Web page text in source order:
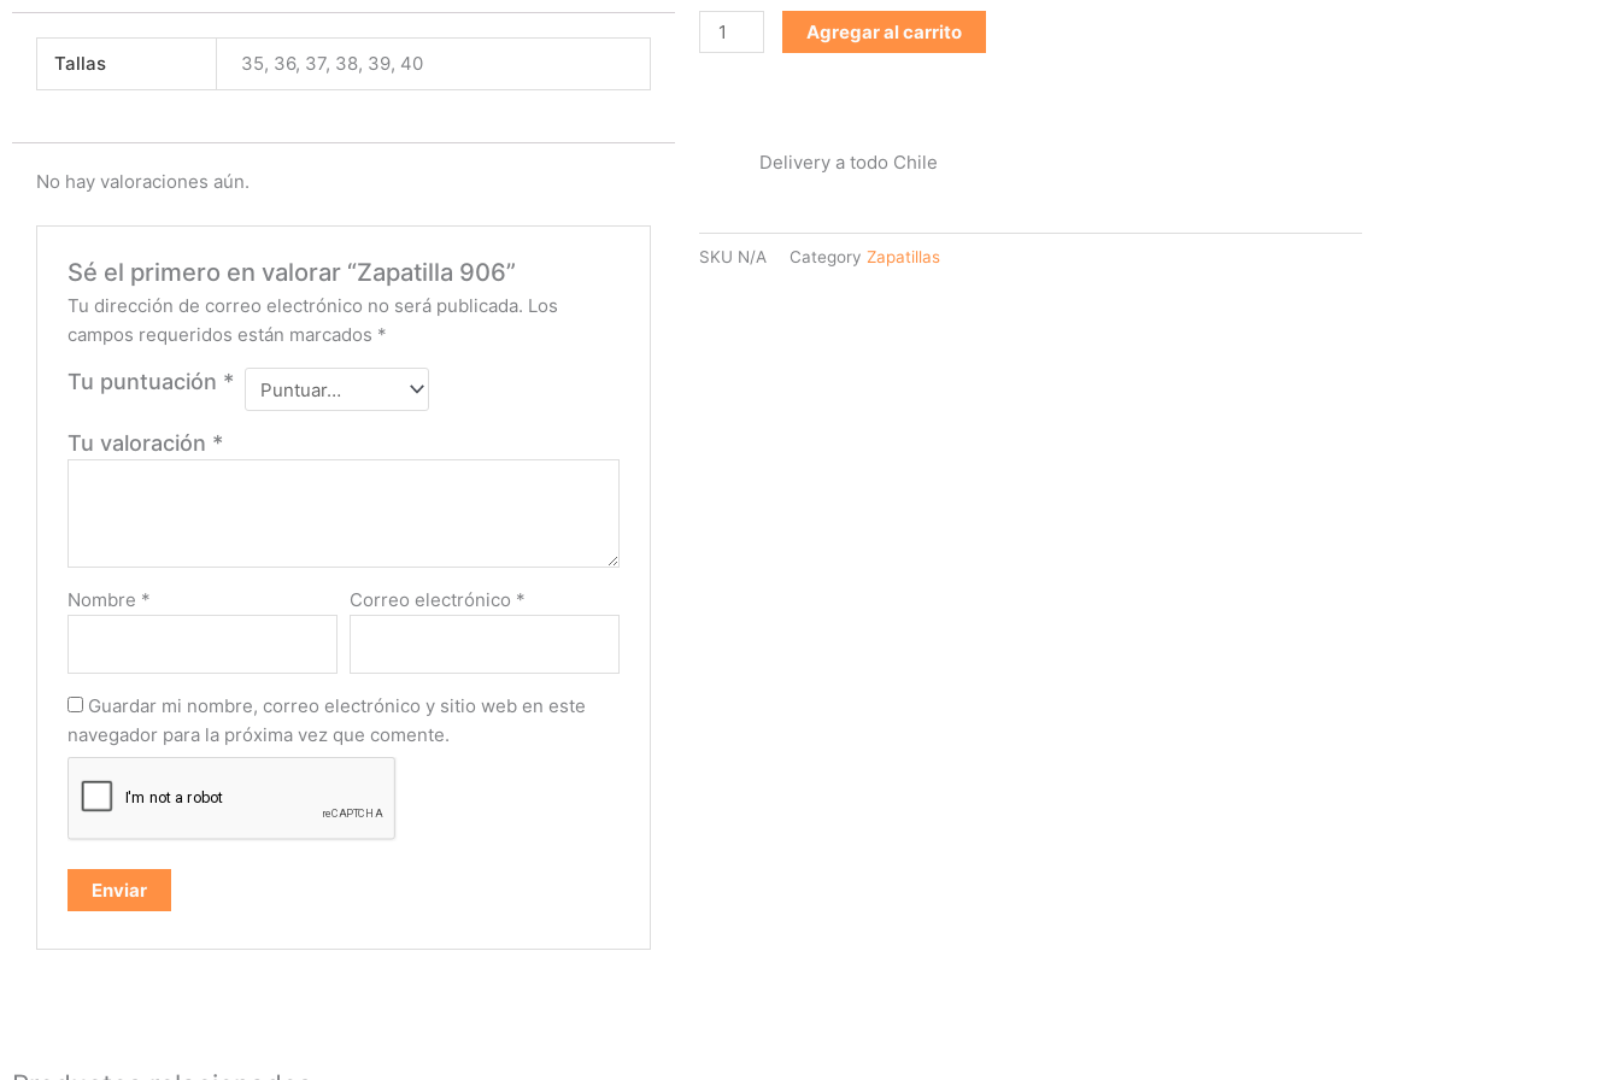
Tallas 35, 36, 37, 38, 39, 40
No hay valoraciones aún.
Sé el primero en valorar “Zapatilla 906”
Tu dirección de correo electrónico no será publicada. Los
campos requeridos están marcados *
Tu puntuación *
Tu valoración *
Nombre * Correo electrónico *
Guardar mi nombre, correo electrónico y sitio web en este
navegador para la próxima vez que comente.
Agregar al carrito
Delivery a todo Chile
SKU N/A Category Zapatillas